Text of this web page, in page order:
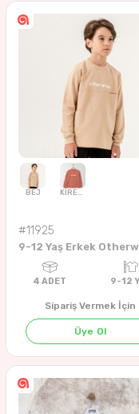
ORAJ
4 ADET 6-18 AYLIK
#11925
Sipariş Vermek İçin
Üye Ol